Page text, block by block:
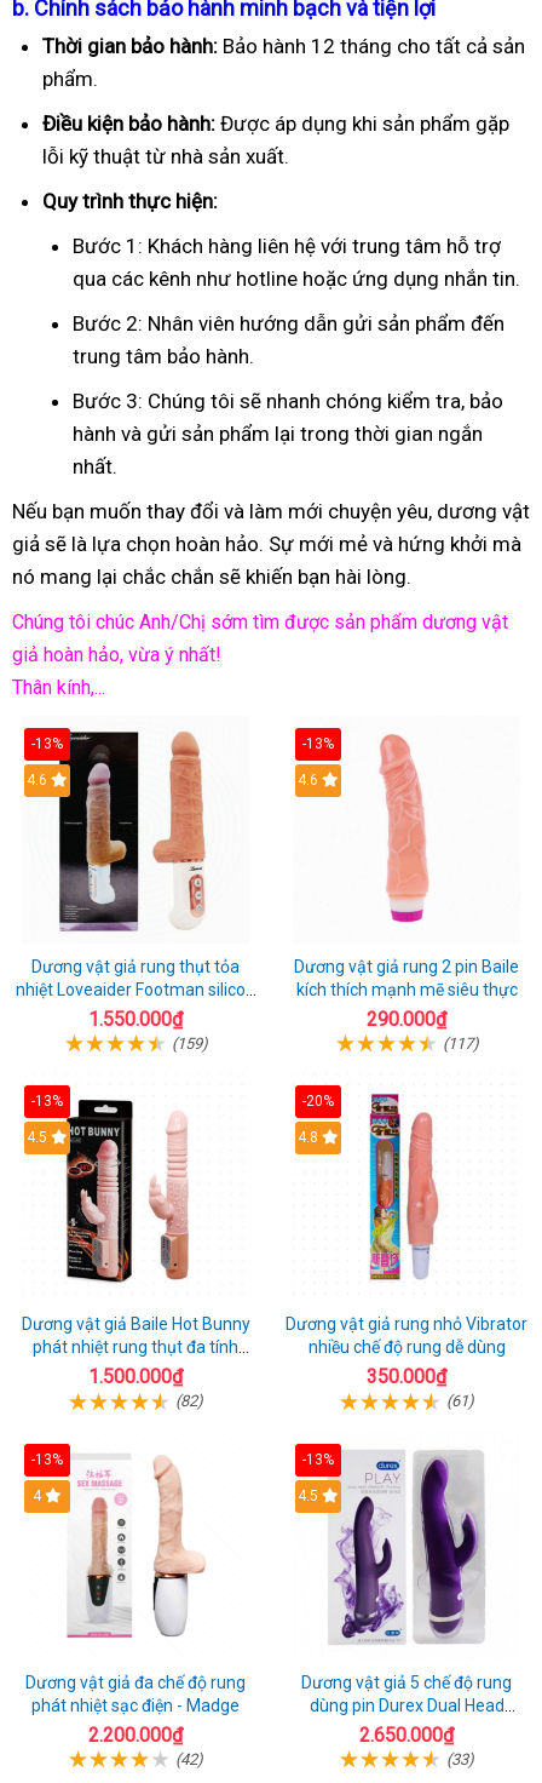
b. Chính sách bảo hành minh bạch và tiện lợi
Thời gian bảo hành: Bảo hành 12 tháng cho tất cả sản
phẩm.
Điều kiện bảo hành: Được áp dụng khi sản phẩm gặp
lỗi kỹ thuật từ nhà sản xuất.
Quy trình thực hiện:
Bước 1: Khách hàng liên hệ với trung tâm hỗ trợ
qua các kênh như hotline hoặc ứng dụng nhắn tin.
Bước 2: Nhân viên hướng dẫn gửi sản phẩm đến
trung tâm bảo hành.
Bước 3: Chúng tôi sẽ nhanh chóng kiểm tra, bảo
hành và gửi sản phẩm lại trong thời gian ngắn
nhất.
Nếu bạn muốn thay đổi và làm mới chuyện yêu, dương vật
giả sẽ là lựa chọn hoàn hảo. Sự mới mẻ và hứng khởi mà
nó mang lại chắc chắn sẽ khiến bạn hài lòng.
Chúng tôi chúc Anh/Chị sớm tìm được sản phẩm dương vật
giả hoàn hảo, vừa ý nhất!
Thân kính,...
-13%
Hot
4.6
Dương vật giả rung thụt tỏa
nhiệt Loveaider Footman silicon
an toàn
1.550.000₫
(159)
-13%
Hot
4.6
Dương vật giả rung 2 pin Baile
kích thích mạnh mẽ siêu thực
290.000₫
(117)
-13%
Hot
4.5
Dương vật giả Baile Hot Bunny
phát nhiệt rung thụt đa tính
năng sạc điện
1.500.000₫
(82)
-20%
Hot
4.8
Dương vật giả rung nhỏ Vibrator
nhiều chế độ rung dễ dùng
350.000₫
(61)
-13%
Hot
4
Dương vật giả đa chế độ rung
phát nhiệt sạc điện - Madge
2.200.000₫
(42)
-13%
Hot
4.5
Dương vật giả 5 chế độ rung
dùng pin Durex Dual Head
Pulsing
2.650.000₫
(33)